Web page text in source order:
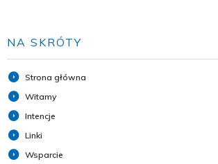
NA SKRÓTY
Strona główna
Witamy
Intencje
Linki
Wsparcie